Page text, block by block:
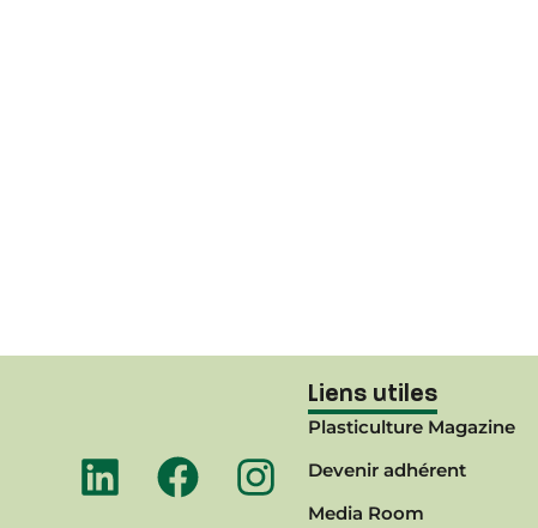
Liens utiles
Plasticulture Magazine
Devenir adhérent
Media Room